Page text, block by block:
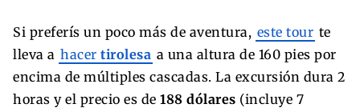
Si preferís un poco más de aventura, este tour te
lleva a hacer tirolesa a una altura de 160 pies por
encima de múltiples cascadas. La excursión dura 2
horas y el precio es de 188 dólares (incluye 7